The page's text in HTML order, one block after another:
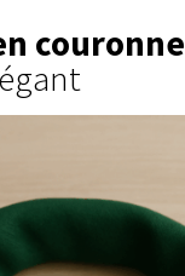
couronne